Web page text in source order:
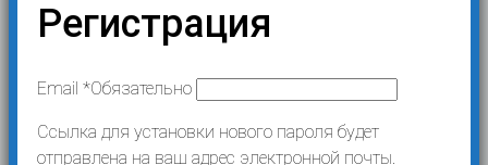
Регистрация
Email *Обязательно
Ссылка для установки нового пароля будет
отправлена ​​на ваш адрес электронной почты.